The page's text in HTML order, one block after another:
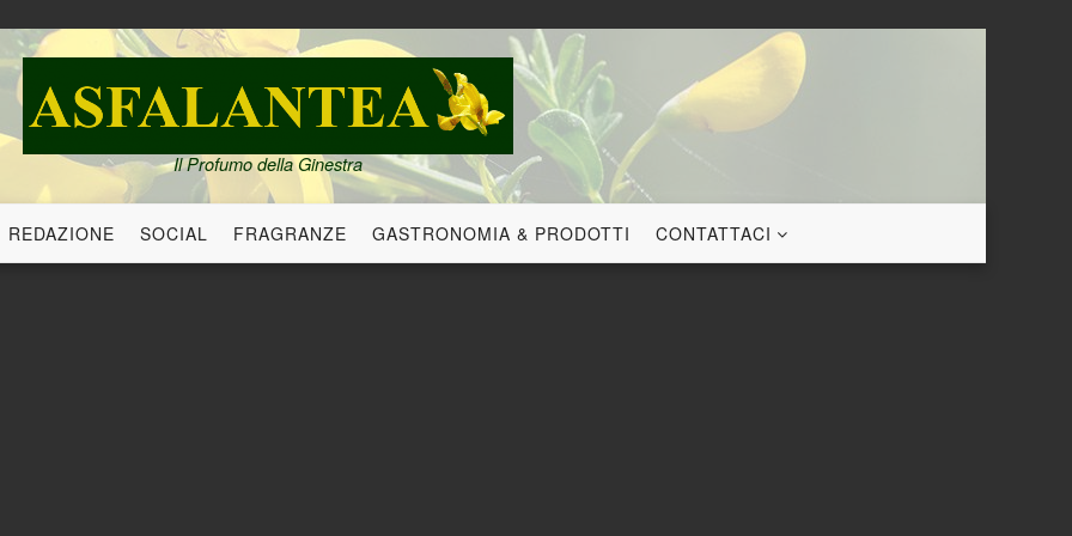
Il Profumo della Ginestra
REDAZIONE SOCIAL FRAGRANZE GASTRONOMIA & PRODOTTI CONTATTACI